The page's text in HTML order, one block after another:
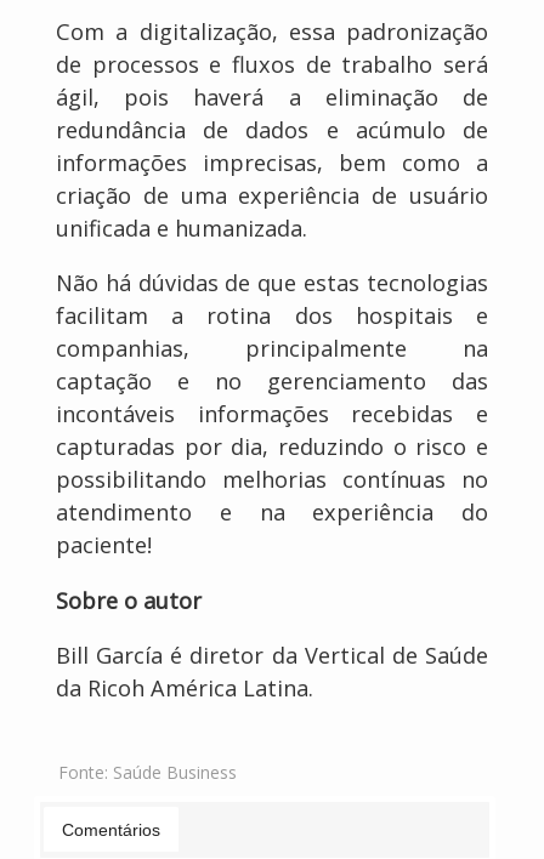
Com a digitalização, essa padronização
de processos e fluxos de trabalho será
ágil, pois haverá a eliminação de
redundância de dados e acúmulo de
informações imprecisas, bem como a
criação de uma experiência de usuário
unificada e humanizada.
Não há dúvidas de que estas tecnologias
facilitam a rotina dos hospitais e
companhias, principalmente na
captação e no gerenciamento das
incontáveis informações recebidas e
capturadas por dia, reduzindo o risco e
possibilitando melhorias contínuas no
atendimento e na experiência do
paciente!
Sobre o autor
Bill García é diretor da Vertical de Saúde
da Ricoh América Latina.
Fonte: Saúde Business
Comentários